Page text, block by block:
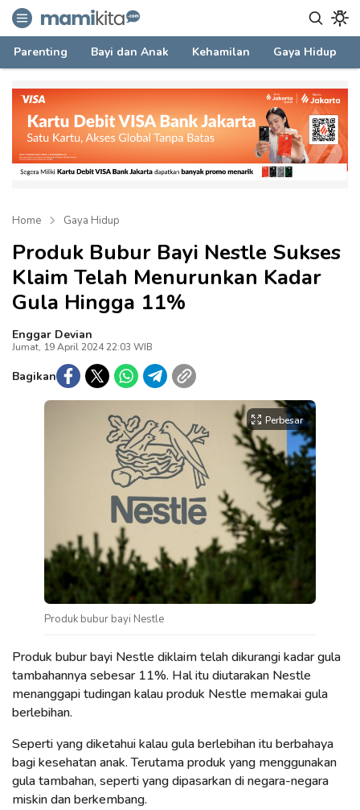
mamikita.com
Informasi Parenting untuk Mami Milenial
Parenting Bayi dan Anak Kehamilan Gaya Hidup
Home Gaya Hidup
Produk Bubur Bayi Nestle Sukses
Klaim Telah Menurunkan Kadar
Gula Hingga 11%
Enggar Devian
Jumat, 19 April 2024 22:03 WIB
Bagikan
Perbesar
Produk bubur bayi Nestle
Produk bubur bayi Nestle diklaim telah dikurangi kadar gula
tambahannya sebesar 11%. Hal itu diutarakan Nestle
menanggapi tudingan kalau produk Nestle memakai gula
berlebihan.
Seperti yang diketahui kalau gula berlebihan itu berbahaya
bagi kesehatan anak. Terutama produk yang menggunakan
gula tambahan, seperti yang dipasarkan di negara-negara
miskin dan berkembang.